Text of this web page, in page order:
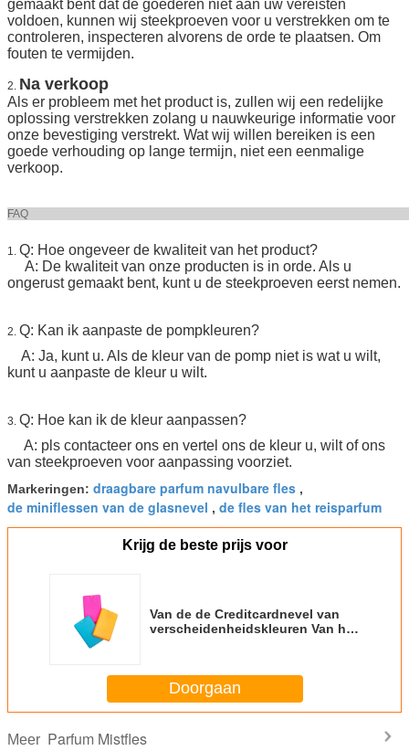
gemaakt bent dat de goederen niet aan uw vereisten
voldoen, kunnen wij steekproeven voor u verstrekken om te
controleren, inspecteren alvorens de orde te plaatsen. Om
fouten te vermijden.
2. Na verkoop
Als er probleem met het product is, zullen wij een redelijke
oplossing verstrekken zolang u nauwkeurige informatie voor
onze bevestiging verstrekt. Wat wij willen bereiken is een
goede verhouding op lange termijn, niet een eenmalige
verkoop.
1. Q: Hoe ongeveer de kwaliteit van het product?
A: De kwaliteit van onze producten is in orde. Als u
ongerust gemaakt bent, kunt u de steekproeven eerst nemen.
2. Q: Kan ik aanpaste de pompkleuren?
A: Ja, kunt u. Als de kleur van de pomp niet is wat u wilt,
kunt u aanpaste de kleur u wilt.
3. Q: Hoe kan ik de kleur aanpassen?
A: pls contacteer ons en vertel ons de kleur u, wilt of ons
van steekproeven voor aanpassing voorziet.
Markeringen: draagbare parfum navulbare fles ,
de miniflessen van de glasnevel , de fles van het reisparfum
Krijg de beste prijs voor
Van de de Creditcardnevel van
verscheidenheidskleuren Van het
Doorgaan
Meer Parfum Mistfles